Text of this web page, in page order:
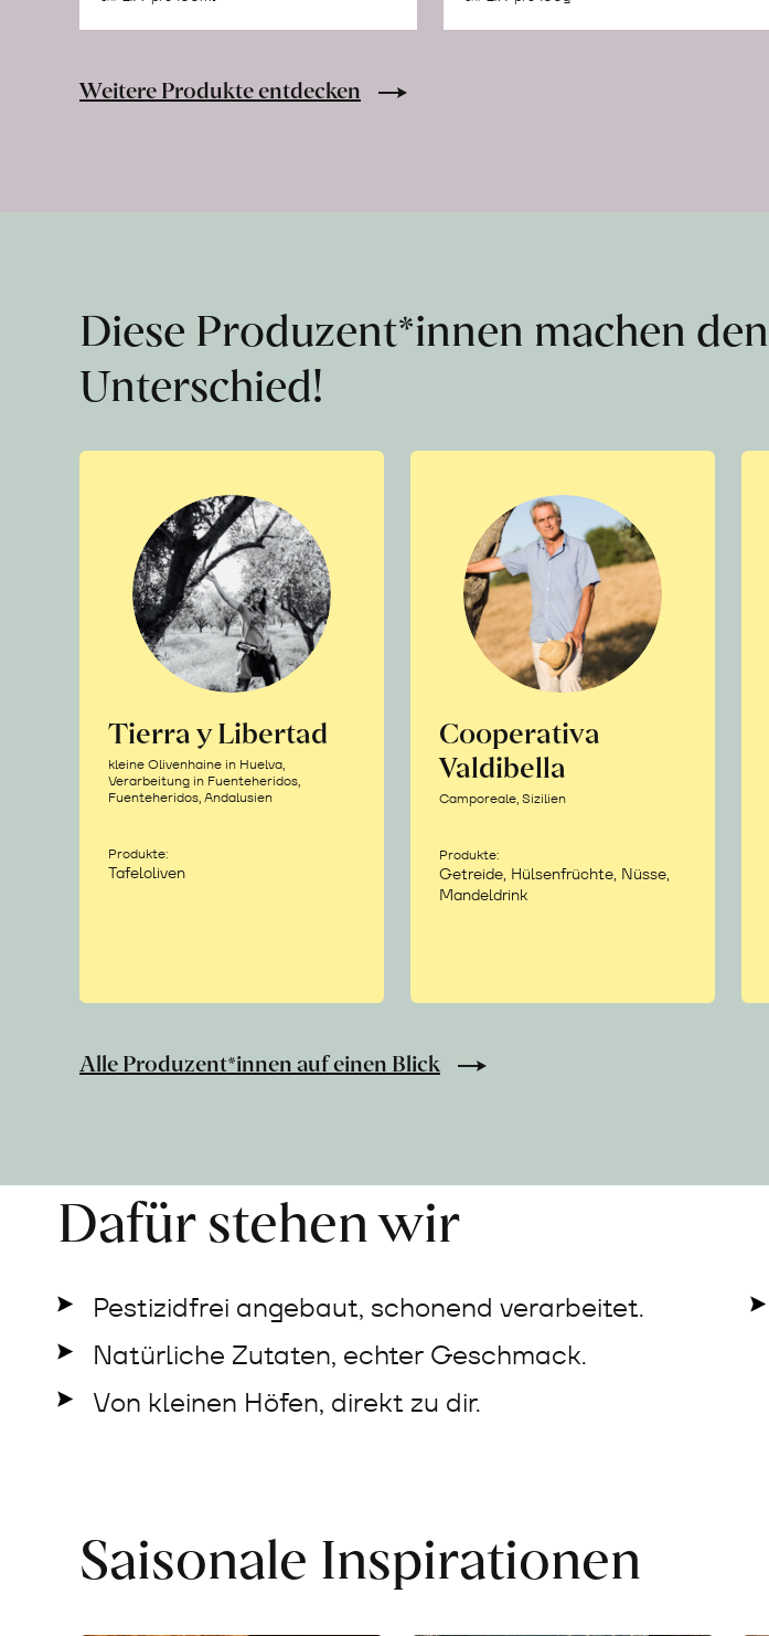
Weitere Produkte entdecken
Diese Produzent*innen machen den
Unterschied!
Tierra y Libertad
kleine Olivenhaine in Huelva,
Verarbeitung in Fuenteheridos,
Fuenteheridos, Andalusien
Produkte:
Tafeloliven
Cooperativa
Valdibella
Camporeale, Sizilien
Produkte:
Getreide, Hülsenfrüchte, Nüsse,
Mandeldrink
Alle Produzent*innen auf einen Blick
Dafür stehen wir
Pestizidfrei angebaut, schonend verarbeitet.
Natürliche Zutaten, echter Geschmack.
Von kleinen Höfen, direkt zu dir.
Saisonale Inspirationen